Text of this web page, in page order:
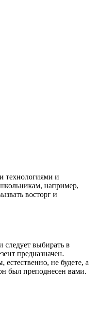
технологиями и
например,
восторг и
выбирать в
предназначен.
не будете, а
был преподнесен вами.